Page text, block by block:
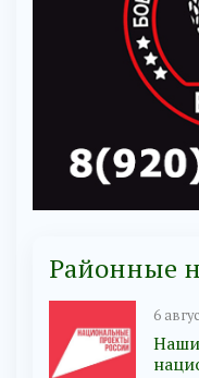
Районные
6
Наши